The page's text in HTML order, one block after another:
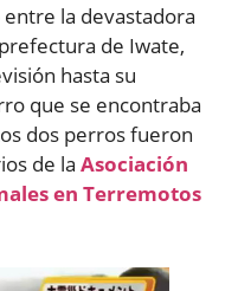
la devastadora
de Iwate,
hasta su
que se encontraba
dos perros fueron
de la Asociación
en Terremotos